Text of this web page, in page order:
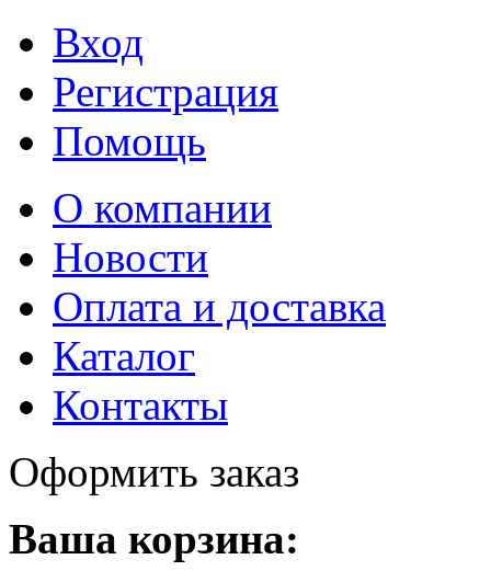
Вход
Регистрация
Помощь
О компании
Новости
Оплата и доставка
Каталог
Контакты
Оформить заказ
Ваша корзина: